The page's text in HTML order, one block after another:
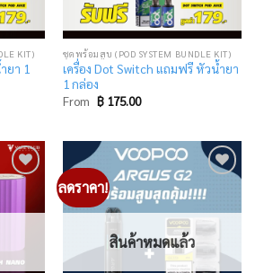
KIT)
ยา 1
ชุดพร้อมสูบ (POD SYSTEM BUNDLE KIT)
เครื่อง Dot Switch แถมฟรี หัวน้ำยา
1 กล่อง
From ฿175.00
wishlist
ลดราคา!
wishlist
สินค้าหมดแล้ว